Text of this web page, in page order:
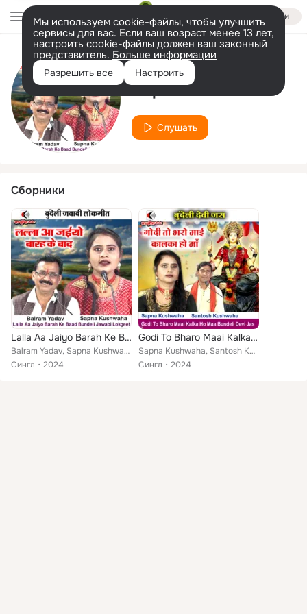
Войти
Мы используем cookie-файлы, чтобы улучшить
сервисы для вас. Если ваш возраст менее 13 лет,
настроить cookie-файлы должен ваш законный
представитель. Больше информации
Разрешить все Настроить
Исполнитель
Sapna Kushwaha
Слушать
Сборники
Lalla Aa Jaiyo Barah Ke Baad Bundeli Jawabi Lokgeet
Balram Yadav, Sapna Kushwaha
Сингл
2024
Godi To Bharo Maai Kalka Ho Maa Bundeli Devi Jas
Sapna Kushwaha, Santosh Kushwaha
Сингл
2024